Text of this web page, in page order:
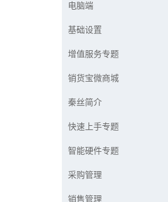
电脑端
基础设置
增值服务专题
销货宝微商城
秦丝简介
快速上手专题
智能硬件专题
采购管理
销售管理